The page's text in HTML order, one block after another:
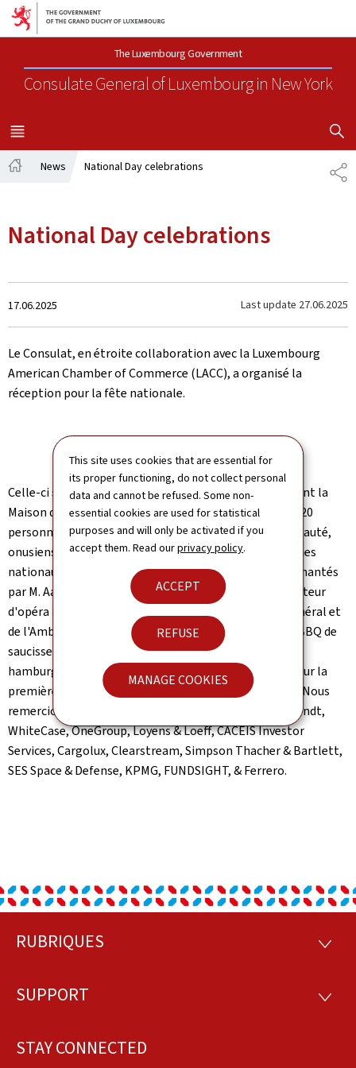
This site uses cookies that are essential for
its proper functioning, do not collect personal
data and cannot be refused. Some non-
essential cookies are used for statistical
purposes and will only be activated if you
accept them. Read ourprivacy policy.
ACCEPT
REFUSE
MANAGE COOKIES
Go to main navigation
Go to content
The Luxembourg Government
Consulate General of Luxembourgin New York
MENU
MAIN
SHOW
News National Day celebrations
National Day celebrations
Created
on
17.06.2025 Last update 27.06.2025
Le Consulat, en étroite collaboration avec la Luxembourg
American Chamber of Commerce (LACC), a organisé la
réception pour la fête nationale.
Celle-ci s'est tenue en plein air, dans le cul-de-sac devant la
Maison du Luxembourg, ainsi qu'à l'intérieur. Environ 120
personnes étaient présentes : membres de la communauté,
onusiens, et du monde des affaires. En ouverture: hymnes
nationaux Luxembourgeois, Américains & Européens chantés
par M. Aaron Theno, (américain-luxembourgeois, chanteur
d'opéra baryton-basse), suivi de discours du Consul Général et
de l'Ambassadeur auprès des Nations Unies. Au menu: BBQ de
saucisses (avec moutarde luxembourgeoise), mini-
hamburgers, salades, bières et vins du Grand Duché. Pour la
première fois également : apparition d’une mascotte! Nous
remercions le parrainage de LuxCitizenship, Ansay, Arendt,
WhiteCase, OneGroup, Loyens & Loeff, CACEIS Investor
Services, Cargolux, Clearstream, Simpson Thacher & Bartlett,
SES Space & Defense, KPMG, FUNDSIGHT, & Ferrero.
Footer
RUBRIQUES
SUPPORT
STAY CONNECTED